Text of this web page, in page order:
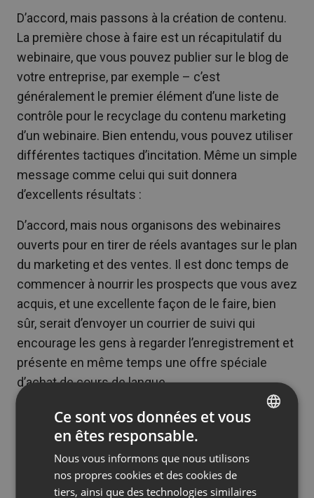
D’accord, mais passons à la création de contenu.
La première chose à faire est un récapitulatif du
webinaire, que vous pouvez publier sur le blog de
votre entreprise, par exemple – c’est
généralement le premier élément d’une liste de
contrôle pour le recyclage du contenu marketing
d’un webinaire. Bien entendu, vous pouvez utiliser
différentes tactiques d’incitation. Même un simple
message comme celui qui suit donnera
d’excellents résultats :
D’accord, mais nous organisons des webinaires
ouverts pour en tirer de réels avantages sur le plan
du marketing et des ventes. Il est donc temps de
commencer à nourrir les prospects que vous avez
acquis, et une excellente façon de le faire, bien
sûr, serait d’envoyer un courrier de suivi qui
encourage les gens à regarder l’enregistrement et
présente en même temps une offre spéciale
d’achat de cours de langue.
Présentons l’exercice suivant :
Rédigez un courriel de suivi qui encourage les
gens à regarder l’enregistrement du webinaire et
qui présente une offre unique pour les
FRENCH
GERMAN
Ce sont vos données et vous
en êtes responsable.
Nous vous informons que nous utilisons
nos propres cookies et des cookies de
tiers, ainsi que des technologies similaires